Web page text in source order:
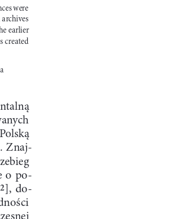
were
earlier
created
ą
ą
Znaj-
o po-
" ],  do-
ści